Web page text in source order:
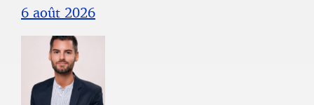
6 août 2026